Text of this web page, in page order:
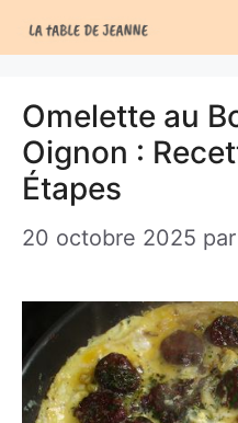
au
Omelette au
Oignon :
Étapes
20 octobre 2025 par